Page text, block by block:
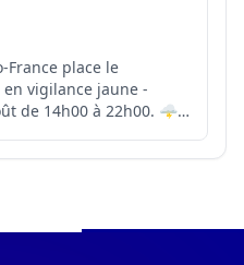
en vigilance jaune -
de 14h00 à 22h00. 🌩️
jaune orage s’ajoute